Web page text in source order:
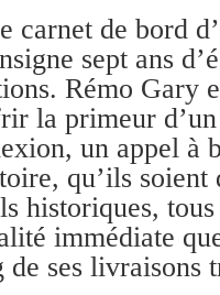
carnet de bord
sept ans
Rémo Gary
la primeur
un appel à
qu’ils soient
historiques,
immédiate
de ses livraisons